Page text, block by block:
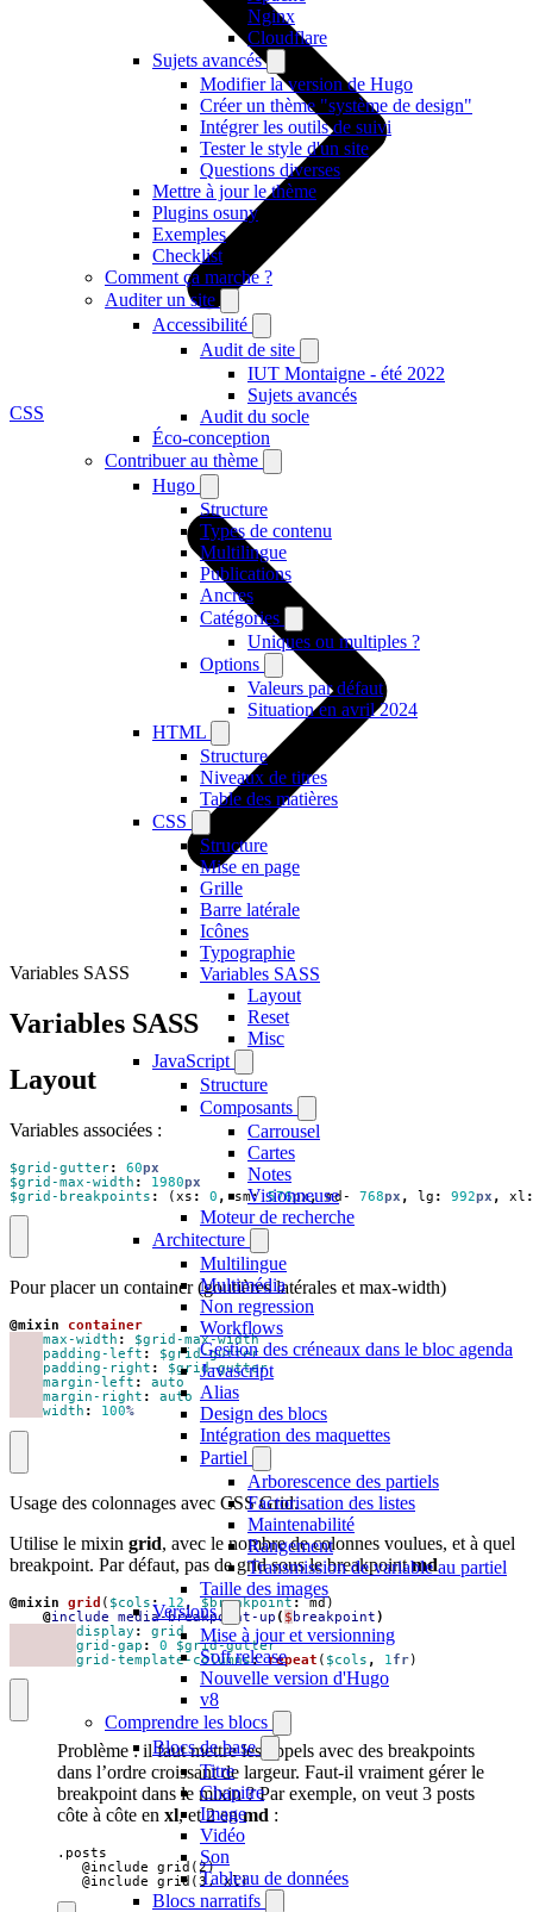
Nginx
Cloudflare
Sujets avancés
Modifier la version de Hugo
Créer un thème "système de design"
Intégrer les outils de suivi
Tester le style d'un site
Questions diverses
Mettre à jour le thème
Plugins osuny
Exemples
Checklist
Comment ça marche ?
Auditer un site
Accessibilité
Audit de site
IUT Montaigne - été 2022
Sujets avancés
Audit du socle
Éco-conception
Contribuer au thème
Hugo
Structure
Types de contenu
Multilingue
Publications
Ancres
Catégories
Uniques ou multiples ?
Options
Valeurs par défaut
Situation en avril 2024
HTML
Structure
Niveaux de titres
Table des matières
CSS
Structure
Mise en page
Grille
Barre latérale
Icônes
Typographie
Variables SASS
Layout
Reset
Misc
JavaScript
Structure
Composants
Carrousel
Cartes
Notes
Visionneuse
Moteur de recherche
Architecture
Multilingue
Multimédia
Non regression
Workflows
Gestion des créneaux dans le bloc agenda
Javascript
Alias
Design des blocs
Intégration des maquettes
Partiel
Arborescence des partiels
Factorisation des listes
Maintenabilité
Rangement
Transmission de variable au partiel
Taille des images
Versions
Mise à jour et versionning
Soft release
Nouvelle version d'Hugo
v8
Comprendre les blocs
Blocs de base
Titre
Chapitre
Image
Vidéo
Son
Tableau de données
Blocs narratifs
CSS
Variables SASS
Variables SASS
Layout
Variables associées :
$grid-gutter: 60px
$grid-max-width : 1980px
$grid-breakpoints : (xs : 0 , sm: 576px, md- 768px , lg : 992px , xl :
Pour placer un container (goutières latérales et max-width)
@mixin container
max-width :
$grid-max-width
padding-left :
$grid-gutter
padding-right :
$grid-gutter
margin-left :
auto
margin-right :
auto
width : 100%
Usage des colonnages avec CSS Grid.
Utilise le mixin grid, avec le nombre de colonnes voulues, et à quel
breakpoint. Par défaut, pas de grid sous le breakpointmd
@mixin grid ( $cols: 12 , $breakpoint: md)
@include media-breakpoint-up ( $ breakpoint)
display :
grid
grid-gap : 0
$grid-gutter
grid-template-columns: repeat ( $cols , 1 fr)
Problème : il faut mettre les appels avec des breakpoints
dans l’ordre croissant de largeur. Faut-il vraiment gérer le
breakpoint dans le mixin ? Par exemple, on veut 3 posts
côte à côte en xl, et 2 enmd :
.posts
   @include grid(2)
   @include grid(3, xl)